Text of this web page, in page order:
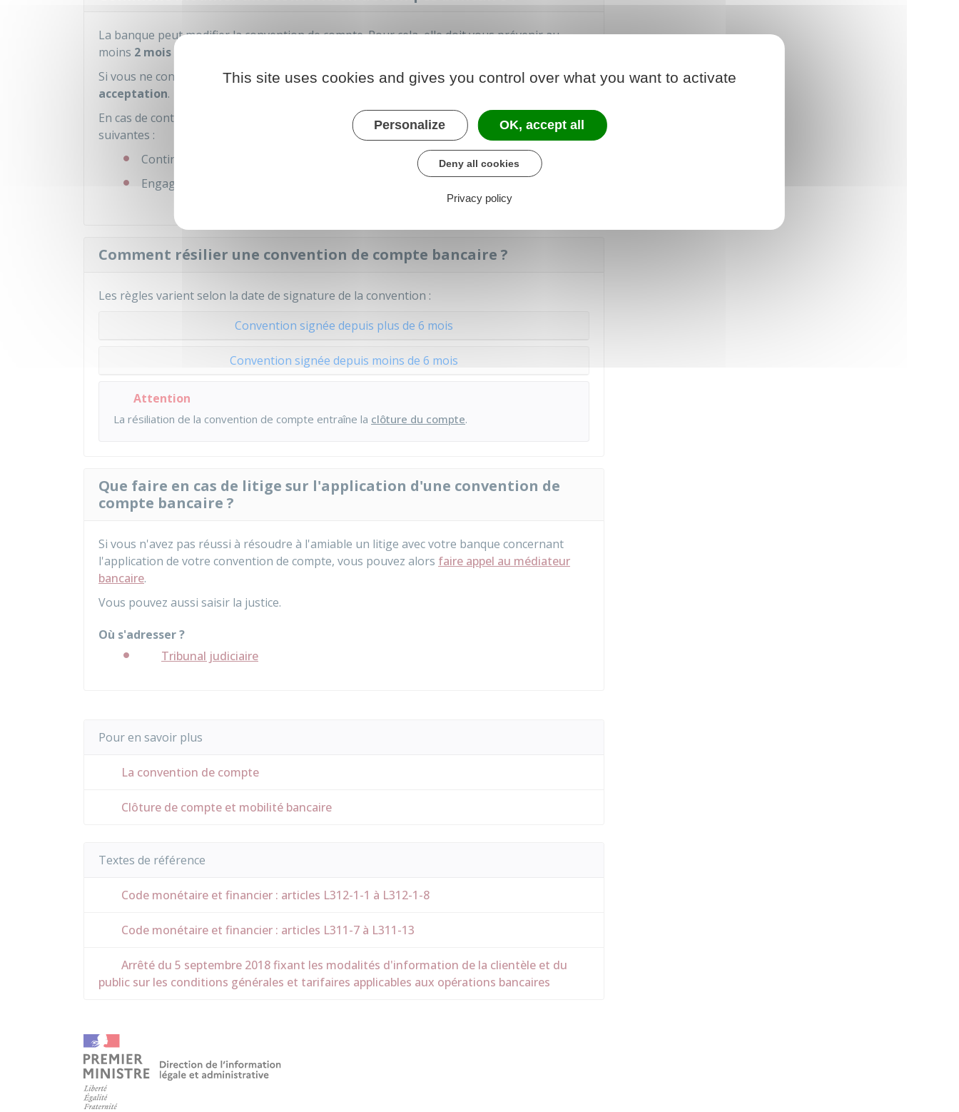
La banque peut modifier la convention de compte. Pour cela, elle doit vous prévenir au
moins 2 mois
Si vous ne contestez pas la nouvelle convention de compte dans ce délai, votresilence vaut
acceptation.
En cas de contestation de la nouvelle convention de compte, vous avez les 2 possibilités
suivantes :
Continuer avec l'ancienne convention de compte
Engager une procédure de
Comment résilier une convention de compte bancaire ?
Les règles varient selon la date de signature de la convention :
Convention signée depuis plus de 6 mois
Convention signée depuis moins de 6 mois
Attention
La résiliation de la convention de compte entraîne la clôture du compte.
Que faire en cas de litige sur l'application d'une convention de
compte bancaire ?
Si vous n'avez pas réussi à résoudre à l'amiable un litige avec votre banque concernant
l'application de votre convention de compte, vous pouvez alors faire appel au médiateur
bancaire.
Vous pouvez aussi saisir la justice.
Où s'adresser ?
Tribunal judiciaire
Pour en savoir plus
La convention de compte
Clôture de compte et mobilité bancaire
Textes de référence
Code monétaire et financier : articles L312-1-1 à L312-1-8
Code monétaire et financier : articles L311-7 à L311-13
Arrêté du 5 septembre 2018 fixant les modalités d'information de la clientèle et du
public sur les conditions générales et tarifaires applicables aux opérations bancaires
This site uses cookies and gives you control over what you want to activate
Personalize OK, accept all
Deny all cookies
Privacy policy